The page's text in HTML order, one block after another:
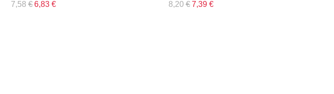
7,58 €6,83 € 8,20€ 7,39 €